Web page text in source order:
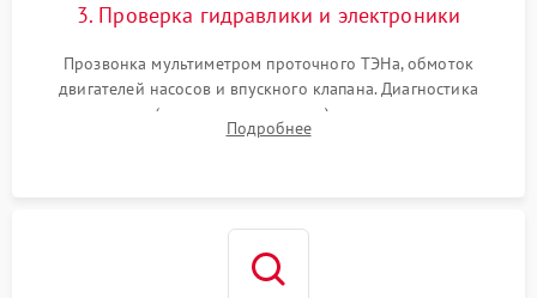
3. Проверка гидравлики и электроники
Прозвонка мультиметром проточного ТЭНа, обмоток
двигателей насосов и впускного клапана. Диагностика
прессостата (датчика уровня воды), датчика мутности,
концевика дверцы и электронного модуля управления.
Подробнее